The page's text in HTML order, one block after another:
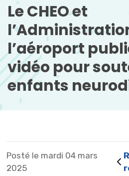
Le CHEO et
l’aéroport
vidéo pour
enfants
Posté le mardi 04 mars
2025